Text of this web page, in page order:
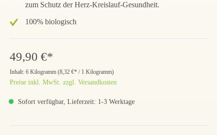
zum Schutz der Herz-Kreislauf-Gesundheit.
100% biologisch
49,90 €*
Inhalt: 6 Kilogramm (8,32 €* / 1 Kilogramm)
Preise inkl. MwSt. zzgl. Versandkosten
Sofort verfügbar, Lieferzeit: 1-3 Werktage